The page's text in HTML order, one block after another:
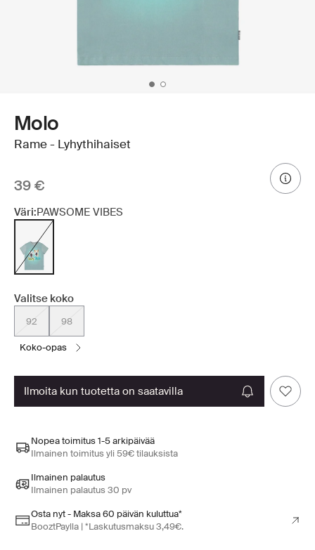
Molo
Rame - Lyhythihaiset
39 €
Väri:PAWSOME VIBES
Valitse koko
92 98
koko-opas
ilmoita kun tuotetta on saatavilla
Nopea toimitus 1-5 arkipäivää
Ilmainen toimitus yli 59€ tilauksista
Ilmainen palautus
Ilmainen palautus 30 pv
Osta nyt - Maksa 60 päivän kuluttua*
BooztPaylla | *Laskutusmaksu 3,49€.